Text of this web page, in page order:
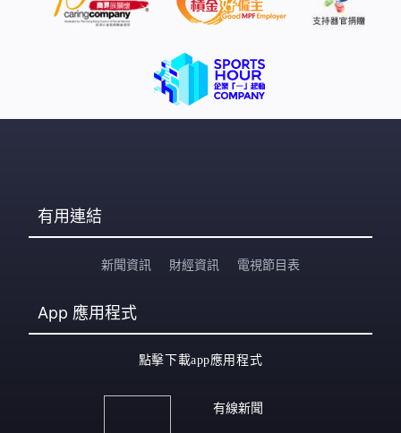
現男性荷爾蒙高峰，爆發力和耐力比生理女性有天生優
分擲項和跳躍項目最少有20%，需爆發力的拳擊項目優勢
更超過100%。國際奧委會主席考文垂：「在奧運會上，即
有用連結
新聞資訊 財經資訊 電視節目表
App 應用程式
點擊下載app應用程式
有線新聞